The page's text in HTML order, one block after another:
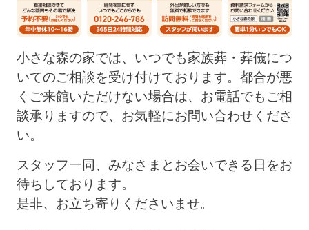
小さな森の家では、いつでも家族葬・葬儀につ
いてのご相談を受け付けております。都合が悪
くご来館いただけない場合は、お電話でもご相
談承りますので、お気軽にお問い合わせくださ
い。
スタッフ一同、みなさまとお会いできる日をお
待ちしております。
是非、お立ち寄りくださいませ。